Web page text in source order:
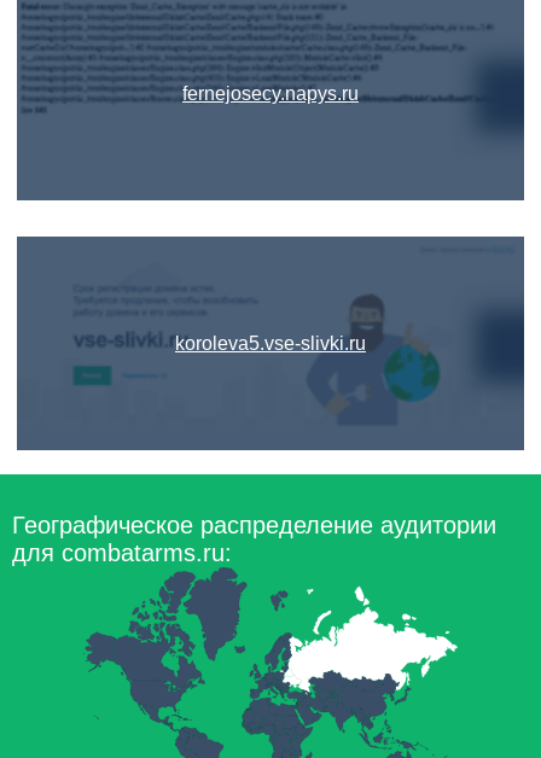
fernejosecy.napys.ru
koroleva5.vse-slivki.ru
Географическое распределение аудитории
для combatarms.ru: